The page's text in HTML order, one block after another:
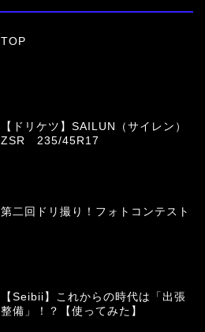
TOP
【ドリケツ】SAILUN（サイレン）
ZSR 235/45R17
第二回ドリ撮り！フォトコンテスト
【Seibii】これからの時代は「出張
整備」！？【使ってみた】